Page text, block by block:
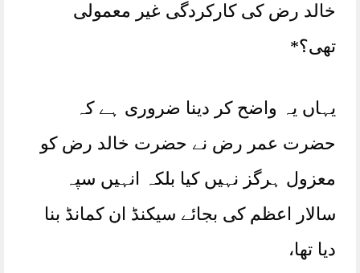
خالد رض کی کارکردگی غیر معمولی
تھی؟*
یہاں یہ واضح کر دینا ضروری ہے کہ
حضرت عمر رض نے حضرت خالد رض کو
معزول ہرگز نہیں کیا بلکہ انہیں سپہ
سالار اعظم کی بجائے سیکنڈ ان کمانڈ بنا
دیا تھا،